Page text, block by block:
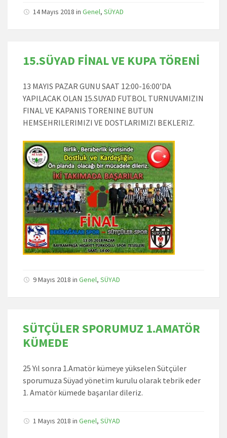
14 Mayıs 2018 in Genel, SÜYAD
15.SÜYAD FİNAL VE KUPA TÖRENİ
13 MAYIS PAZAR GUNU SAAT 12:00-16:00’DA
YAPILACAK OLAN 15.SUYAD FUTBOL TURNUVAMIZIN
FINAL VE KAPANIS TORENINE BUTUN
HEMSEHRILERIMIZI VE DOSTLARIMIZI BEKLERIZ.
9 Mayıs 2018 in Genel, SÜYAD
SÜTÇÜLER SPORUMUZ 1.AMATÖR
KÜMEDE
25 Yıl sonra 1.Amatör kümeye yükselen Sütçüler
sporumuza Süyad yönetim kurulu olarak tebrik eder
1. Amatör kümede başarılar dileriz.
1 Mayıs 2018 in Genel, SÜYAD